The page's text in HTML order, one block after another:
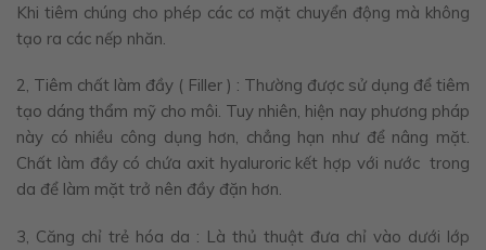
Khi tiêm chúng cho phép các cơ mặt chuyển động mà không
tạo ra các nếp nhăn.
2, Tiêm chất làm đầy ( Filler ) : Thường được sử dụng để tiêm
tạo dáng thẩm mỹ cho môi. Tuy nhiên, hiện nay phương pháp
này có nhiều công dụng hơn, chẳng hạn như để nâng mặt.
Chất làm đầy có chứa axit hyaluroric kết hợp với nước trong
da để làm mặt trở nên đầy đặn hơn.
3, Căng chỉ trẻ hóa da : Là thủ thuật đưa chỉ vào dưới lớp